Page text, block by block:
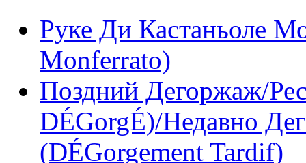
Руке Ди Кастаньоле
Monferrato)
Поздний Дегоржаж/
DÉGorgÉ)/Недавно
(DÉGorgement Tardif)